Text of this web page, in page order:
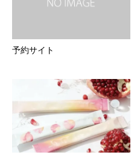
予約サイト